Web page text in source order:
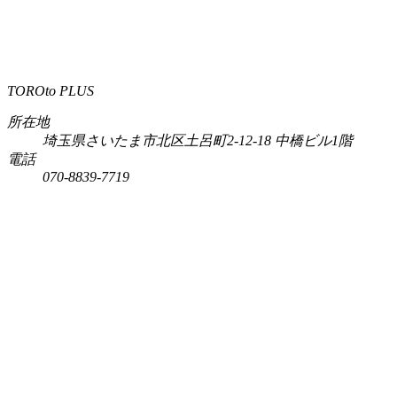
TOROto PLUS
所在地
埼玉県さいたま市北区土呂町2-12-18 中橋ビル1階
電話
070-8839-7719